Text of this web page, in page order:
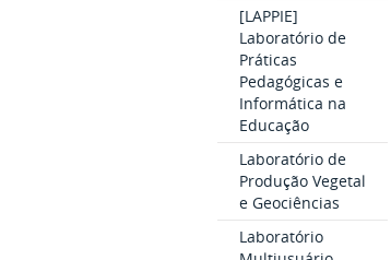
[LAPPIE]
Laboratório de
Práticas
Pedagógicas e
Informática na
Educação
Laboratório de
Produção Vegetal
e Geociências
Laboratório